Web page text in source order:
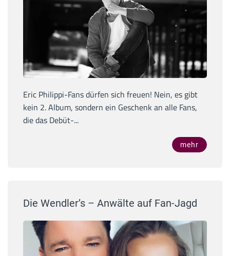
Eric Philippi-Fans dürfen sich freuen! Nein, es gibt
kein 2. Album, sondern ein Geschenk an alle Fans,
die das Debüt-...
mehr
Die Wendler’s – Anwälte auf Fan-Jagd